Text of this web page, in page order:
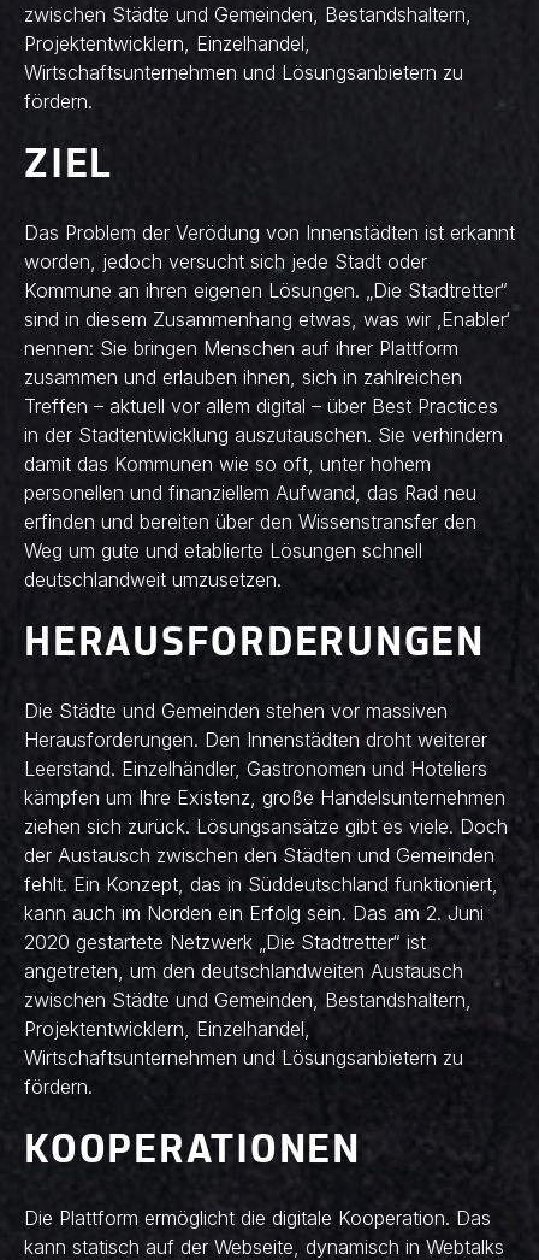
zwischen Städte und Gemeinden, Bestandshaltern,
Projektentwicklern, Einzelhandel,
Wirtschaftsunternehmen und Lösungsanbietern zu
fördern.
ZIEL
Das Problem der Verödung von Innenstädten ist erkannt
worden, jedoch versucht sich jede Stadt oder
Kommune an ihren eigenen Lösungen. „Die Stadtretter“
sind in diesem Zusammenhang etwas, was wir ‚Enabler‘
nennen: Sie bringen Menschen auf ihrer Plattform
zusammen und erlauben ihnen, sich in zahlreichen
Treffen – aktuell vor allem digital – über Best Practices
in der Stadtentwicklung auszutauschen. Sie verhindern
damit das Kommunen wie so oft, unter hohem
personellen und finanziellem Aufwand, das Rad neu
erfinden und bereiten über den Wissenstransfer den
Weg um gute und etablierte Lösungen schnell
deutschlandweit umzusetzen.
HERAUSFORDERUNGEN
Die Städte und Gemeinden stehen vor massiven
Herausforderungen. Den Innenstädten droht weiterer
Leerstand. Einzelhändler, Gastronomen und Hoteliers
kämpfen um Ihre Existenz, große Handelsunternehmen
ziehen sich zurück. Lösungsansätze gibt es viele. Doch
der Austausch zwischen den Städten und Gemeinden
fehlt. Ein Konzept, das in Süddeutschland funktioniert,
kann auch im Norden ein Erfolg sein. Das am 2. Juni
2020 gestartete Netzwerk „Die Stadtretter“ ist
angetreten, um den deutschlandweiten Austausch
zwischen Städte und Gemeinden, Bestandshaltern,
Projektentwicklern, Einzelhandel,
Wirtschaftsunternehmen und Lösungsanbietern zu
fördern.
KOOPERATIONEN
Die Plattform ermöglicht die digitale Kooperation. Das
kann statisch auf der Webseite, dynamisch in Webtalks